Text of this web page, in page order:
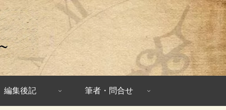
編集後記 筆者・問合せ